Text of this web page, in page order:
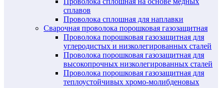
сплавов
Проволока сплошная для наплавки
Сварочная проволока порошковая газозащитная
Проволока порошковая газозащитная для
углеродистых и низколегированных сталей
Проволока порошковая газозащитная для
высокопрочных низколегированных сталей
Проволока порошковая газозащитная для
теплоустойчивых хромо-молибденовых